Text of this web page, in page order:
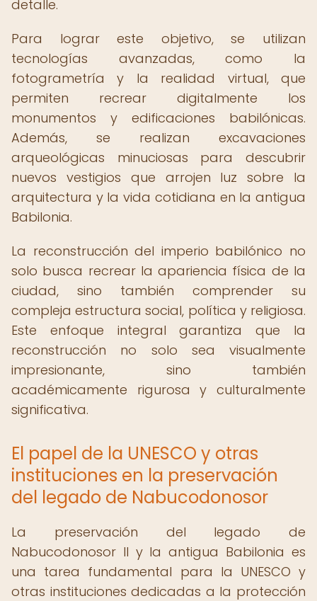
detalle.
Para lograr este objetivo, se utilizan
tecnologías avanzadas, como la
fotogrametría y la realidad virtual, que
permiten recrear digitalmente los
monumentos y edificaciones babilónicas.
Además, se realizan excavaciones
arqueológicas minuciosas para descubrir
nuevos vestigios que arrojen luz sobre la
arquitectura y la vida cotidiana en la antigua
Babilonia.
La reconstrucción del imperio babilónico no
solo busca recrear la apariencia física de la
ciudad, sino también comprender su
compleja estructura social, política y religiosa.
Este enfoque integral garantiza que la
reconstrucción no solo sea visualmente
impresionante, sino también
académicamente rigurosa y culturalmente
significativa.
El papel de la UNESCO y otras
instituciones en la preservación
del legado de Nabucodonosor
La preservación del legado de
Nabucodonosor II y la antigua Babilonia es
una tarea fundamental para la UNESCO y
otras instituciones dedicadas a la protección